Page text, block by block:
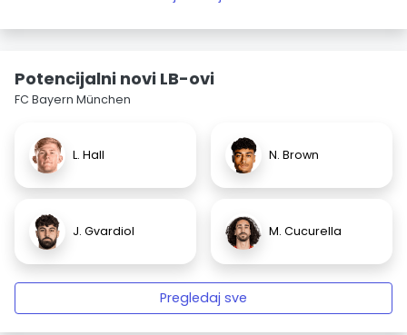
Potencijalni novi LB-ovi
FC Bayern München
L. Hall N. Brown
J. Gvardiol M. Cucurella
Pregledaj sve